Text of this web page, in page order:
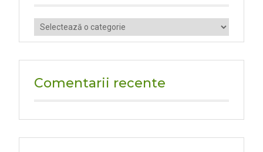
Categorii
Comentarii recente